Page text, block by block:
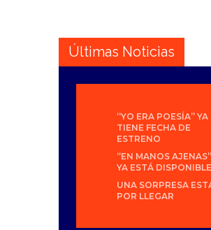
Últimas Noticias
“YO ERA POESÍA” YA
TIENE FECHA DE
ESTRENO
“EN MANOS AJENAS”
YA ESTÁ DISPONIBLE
UNA SORPRESA
POR LLEGAR